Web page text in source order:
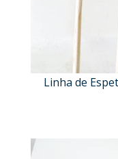
Linha de